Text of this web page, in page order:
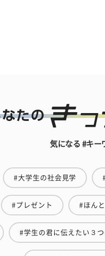
気になる #キー
#大学生の社会見学
#プレゼント #ほん
#学生の君に伝えたい３つ